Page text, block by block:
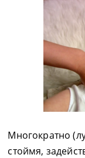
Многократно
стоймя,